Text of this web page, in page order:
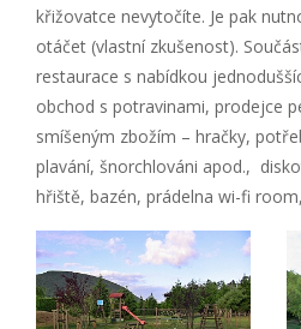
křižovatce nevytočíte. Je pak
otáčet (vlastní zkušenost).
restaurace s nabídkou
obchod s potravinami, prodejce
smíšeným zbožím – hračky,
plavání, šnorchlováni apod.,
hřiště, bazén, prádelna wi-fi